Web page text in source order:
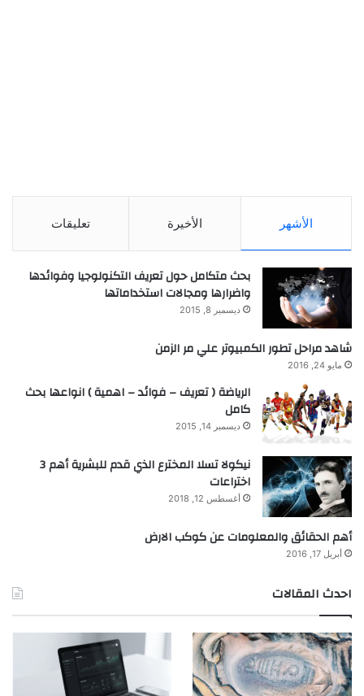
الأشهر الأخيرة تعليقات
بحث متكامل حول تعريف التكنولوجيا وفوائدها
واضرارها ومجالات استخداماتها
ديسمبر 8, 2015
شاهد مراحل تطور الكمبيوتر علي مر الزمن
مايو 24, 2016
الرياضة ( تعريف – فوائد – اهمية ) انواعها بحث
كامل
ديسمبر 14, 2015
نيكولا تسلا المخترع الذي قدم للبشرية أهم 3
اختراعات
أغسطس 12, 2018
أهم الحقائق والمعلومات عن كوكب الارض
أبريل 17, 2016
احدث المقالات